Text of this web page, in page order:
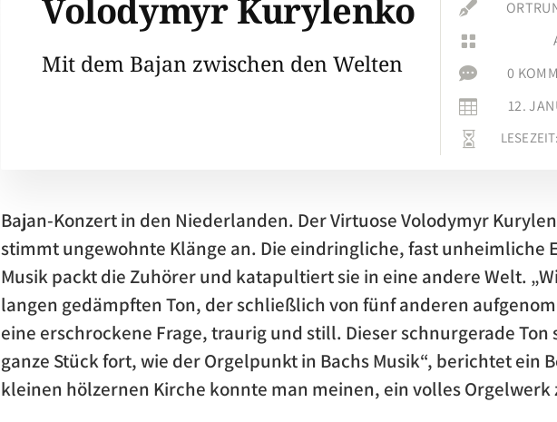
Volodymyr Kurylenko
Mit dem Bajan zwischen den Welten



0
 12.
 LESEZEIT:
Bajan-​Konzert in den Niederlanden. Der Virtuose Volodymyr
stimmt ungewohnte Klänge an. Die eindringliche, fast unheimliche
Musik packt die Zuhörer und katapultiert sie in eine andere Welt.
langen gedämpften Ton, der schließlich von fünf anderen
eine erschrockene Frage, traurig und still. Dieser schnurgerade Ton
ganze Stück fort, wie der Orgelpunkt in Bachs Musik“, berichtet ein
kleinen hölzernen Kirche konnte man meinen, ein volles Orgelwerk